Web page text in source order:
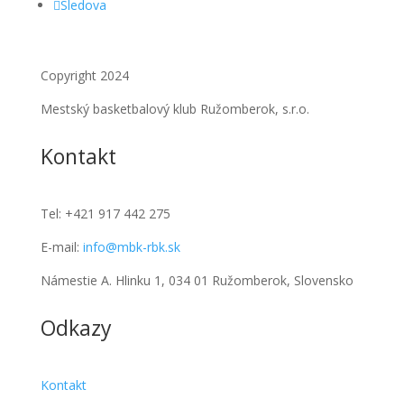
Sledova
Copyright 2024
Mestský basketbalový klub Ružomberok, s.r.o.
Kontakt
Tel: +421 917 442 275
E-mail: info@mbk-rbk.sk
Námestie A. Hlinku 1, 034 01 Ružomberok, Slovensko
Odkazy
Kontakt